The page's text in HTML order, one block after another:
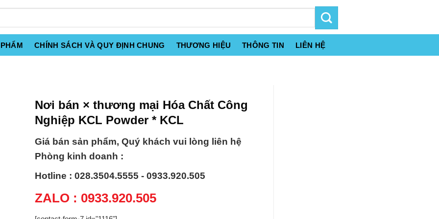
CHÍNH SÁCH VÀ QUY ĐỊNH CHUNG THƯƠNG HIỆU THÔNG TIN LIÊN HỆ
Nơi bán × thương mại Hóa Chất Công
Nghiệp KCL Powder * KCL
Giá bán sản phẩm, Quý khách vui lòng liên hệ
Phòng kinh doanh :
Hotline : 028.3504.5555 - 0933.920.505
ZALO : 0933.920.505